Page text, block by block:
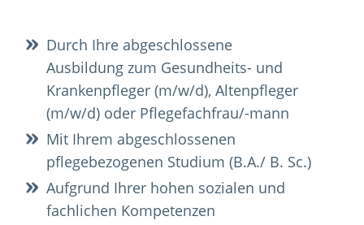
Durch Ihre abgeschlossene
Ausbildung zum Gesundheits- und
Krankenpfleger (m/w/d), Altenpfleger
(m/w/d) oder Pflegefachfrau/-mann
Mit Ihrem abgeschlossenen
pflegebezogenen Studium (B.A./ B. Sc.)
Aufgrund Ihrer hohen sozialen und
fachlichen Kompetenzen